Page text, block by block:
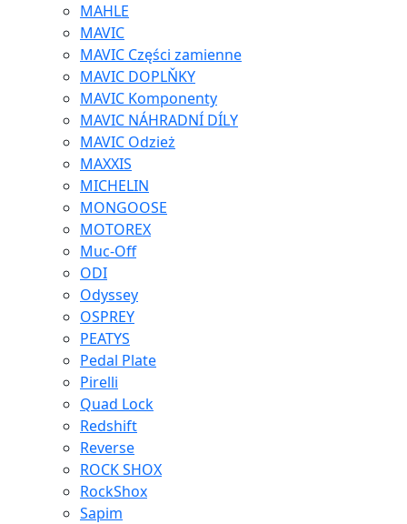
MAHLE
MAVIC
MAVIC Części zamienne
MAVIC DOPLŇKY
MAVIC Komponenty
MAVIC NÁHRADNÍ DÍLY
MAVIC Odzież
MAXXIS
MICHELIN
MONGOOSE
MOTOREX
Muc-Off
ODI
Odyssey
OSPREY
PEATYS
Pedal Plate
Pirelli
Quad Lock
Redshift
Reverse
ROCK SHOX
RockShox
Sapim